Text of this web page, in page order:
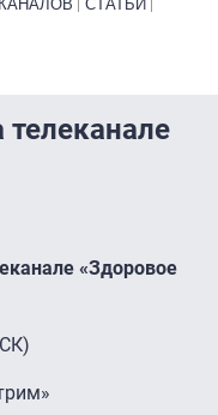
СТАТЬИ
«Здоровое